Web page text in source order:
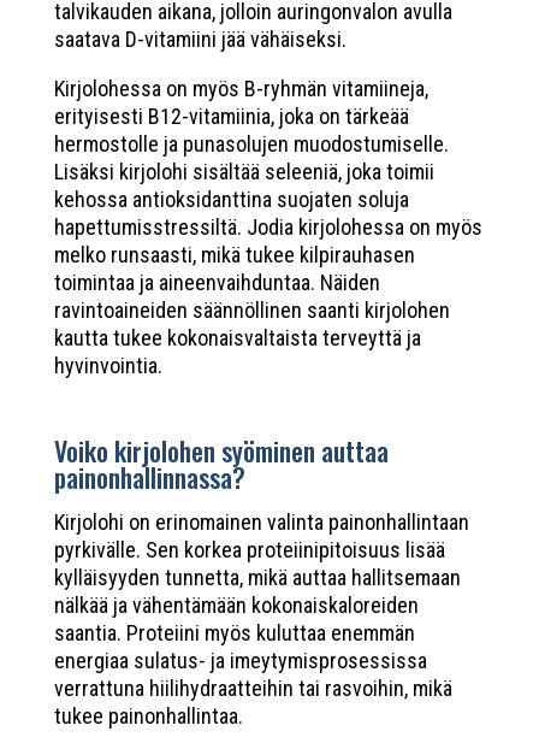
talvikauden aikana, jolloin auringonvalon avulla
saatava D-vitamiini jää vähäiseksi.
Kirjolohessa on myös B-ryhmän vitamiineja,
erityisesti B12-vitamiinia, joka on tärkeää
hermostolle ja punasolujen muodostumiselle.
Lisäksi kirjolohi sisältää seleeniä, joka toimii
kehossa antioksidanttina suojaten soluja
hapettumisstressiltä. Jodia kirjolohessa on myös
melko runsaasti, mikä tukee kilpirauhasen
toimintaa ja aineenvaihduntaa. Näiden
ravintoaineiden säännöllinen saanti kirjolohen
kautta tukee kokonaisvaltaista terveyttä ja
hyvinvointia.
Voiko kirjolohen syöminen auttaa
painonhallinnassa?
Kirjolohi on erinomainen valinta painonhallintaan
pyrkivälle. Sen korkea proteiinipitoisuus lisää
kylläisyyden tunnetta, mikä auttaa hallitsemaan
nälkää ja vähentämään kokonaiskaloreiden
saantia. Proteiini myös kuluttaa enemmän
energiaa sulatus- ja imeytymisprosessissa
verrattuna hiilihydraatteihin tai rasvoihin, mikä
tukee painonhallintaa.